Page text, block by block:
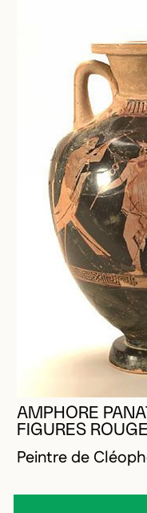
AMPHORE
FIGURES
Peintre de